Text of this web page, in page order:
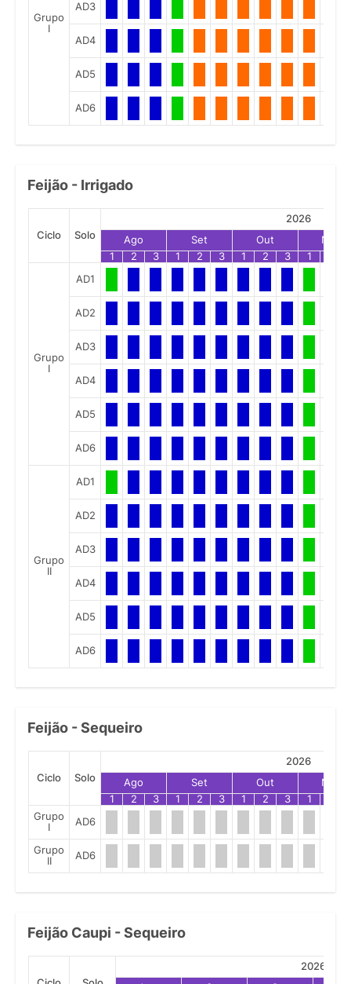
Grupo
I
AD3
AD4
AD5
AD6
Feijão - Irrigado
Ciclo Solo
2026
Ago
Set Out
Nov
1
2 3 1 2 3 1 2 3 1
Grupo
I
AD1
AD2
AD3
AD4
AD5
AD6
Grupo
II
AD1
AD2
AD3
AD4
AD5
AD6
Feijão - Sequeiro
Ciclo Solo
2026
Ago
Set Out
Nov
1
2 3 1 2 3 1 2 3 1
Grupo
I
AD6
Grupo
II
AD6
Feijão Caupi - Sequeiro
2026